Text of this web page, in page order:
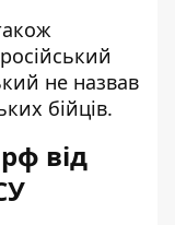
не назвав
бійців.
від